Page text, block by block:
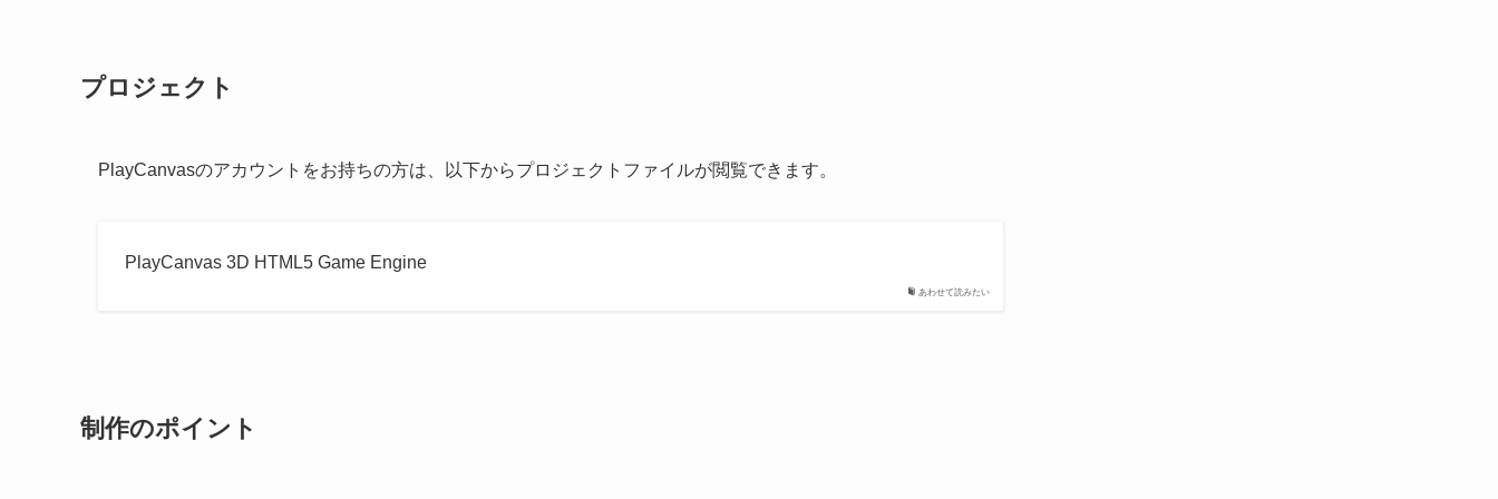
プロジェクト
PlayCanvasのアカウントをお持ちの方は、以下からプロジェクトファイルが閲覧できます。
あわせて読みたい
PlayCanvas 3D HTML5 Game Engine
制作のポイント